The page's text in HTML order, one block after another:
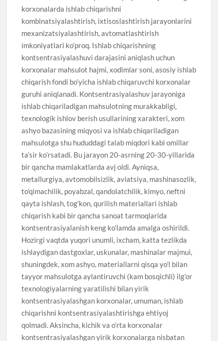
korxonalarda ishlab chiqarishni
kombinatsiyalashtirish, ixtisoslashtirish jarayonlarini
mexanizatsiyalashtirish, avtomatlashtirish
imkoniyatlari ko’proq. Ishlab chiqarishning
kontsentrasiyalashuvi darajasini aniqlash uchun
korxonalar mahsulot hajmi, xodimlar soni, asosiy ishlab
chiqarish fondi bo’yicha ishlab chiqaruvchi korxonalar
guruhi aniqlanadi. Kontsentrasiyalashuv jarayoniga
ishlab chiqariladigan mahsulotning murakkabligi,
texnologik ishlov berish usullarining xarakteri, xom
ashyo bazasining miqyosi va ishlab chiqariladigan
mahsulotga shu hududdagi talab miqdori kabi omillar
ta’sir ko’rsatadi. Bu jarayon 20-asrning 20-30-yillarida
bir qancha mamlakatlarda avj oldi. Ayniqsa,
metallurgiya, avtomobilsizlik, aviatsiya, mashinasozlik,
to’qimachilik, poyabzal, qandolatchilik, kimyo, neftni
qayta ishlash, tog’kon, qurilish materiallari ishlab
chiqarish kabi bir qancha sanoat tarmoqlarida
kontsentrasiyalanish keng ko’lamda amalga oshirildi.
Hozirgi vaqtda yuqori unumli, ixcham, katta tezlikda
ishlaydigan dastgoxlar, uskunalar, mashinalar majmui,
shuningdek, xom ashyo, materiallarni qisqa yo’l bilan
tayyor mahsulotga aylantiruvchi (kam bosqichli) ilg’or
texnologiyalarning yaratilishi bilan yirik
kontsentrasiyalashgan korxonalar, umuman, ishlab
chiqarishni kontsentrasiyalashtirishga ehtiyoj
qolmadi. Aksincha, kichik va o’rta korxonalar
kontsentrasiyalashgan yirik korxonalarga nisbatan